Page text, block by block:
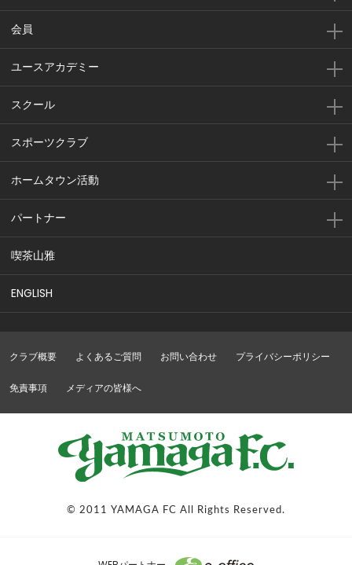
会員
ユースアカデミー
スクール
スポーツクラブ
ホームタウン活動
パートナー
喫茶山雅
ENGLISH
クラブ概要 よくあるご質問 お問い合わせ プライバシーポリシー
免責事項 メディアの皆様へ
© 2011 YAMAGA FC All Rights Reserved.